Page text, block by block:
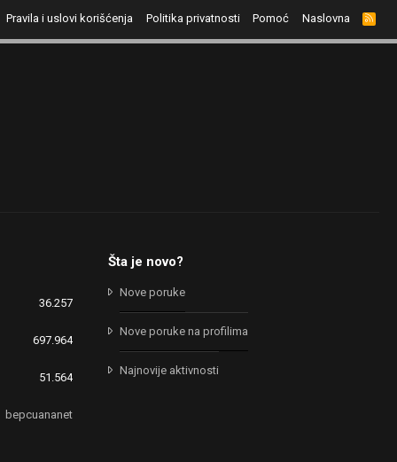
Pravila i uslovi korišćenja Politika privatnosti Pomoć Naslovna
R
S
S
36.257
697.964
51.564
bepcuananet
Šta je novo?
Nove poruke
Nove poruke na profilima
Najnovije aktivnosti